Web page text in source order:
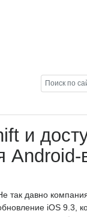
и
так давно
iOS 9.3,